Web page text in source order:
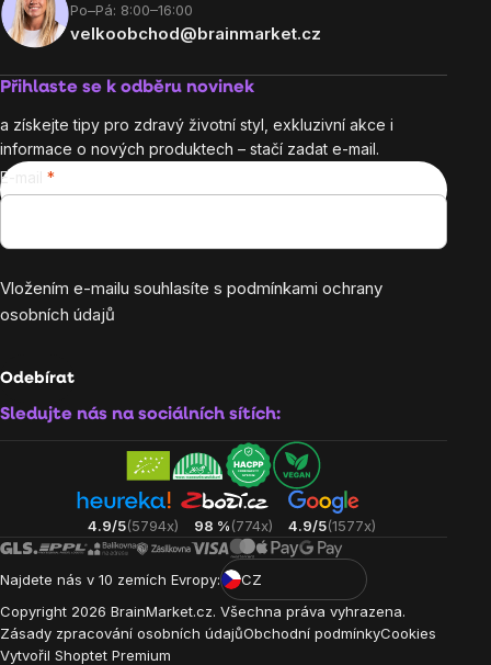
Po–Pá: 8:00–16:00
velkoobchod@brainmarket.cz
Přihlaste se k odběru novinek
a získejte tipy pro zdravý životní styl, exkluzivní akce i
informace o nových produktech – stačí zadat e-mail.
E-mail
Vložením e-mailu souhlasíte s podmínkami ochrany
osobních údajů
Odebírat
Sledujte nás na sociálních sítích:
4.9/5(5794x) 98 %(774x) 4.9/5(1577x)
Najdete nás v 10 zemích Evropy:
CZ
Copyright 2026 BrainMarket.cz. Všechna práva vyhrazena.
Zásady zpracování osobních údajůObchodní podmínkyCookies
Vytvořil Shoptet Premium